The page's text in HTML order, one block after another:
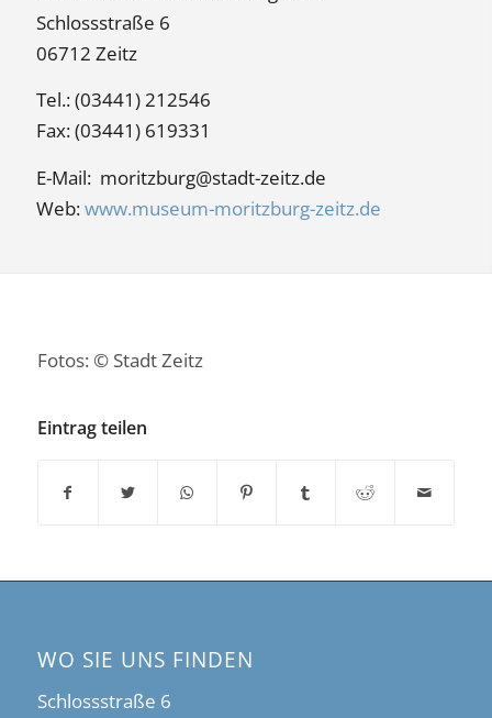
Schlossstraße 6
06712 Zeitz
Tel.: (03441) 212546
Fax: (03441) 619331
E-Mail: moritzburg@stadt-zeitz.de
Web:www.museum-moritzburg-zeitz.de
Fotos: © Stadt Zeitz
Eintrag teilen
WO SIE UNS FINDEN
Schlossstraße 6